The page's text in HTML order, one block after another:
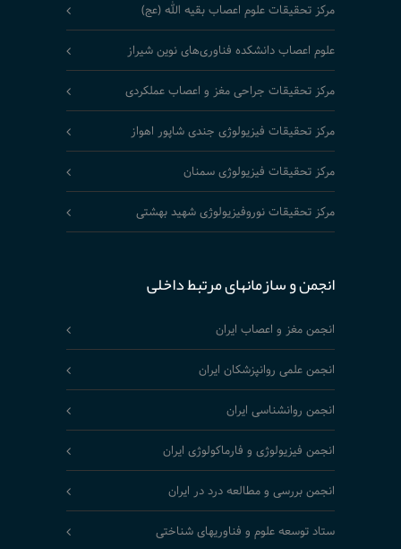
مرکز تحقیقات علوم اعصاب بقیه الله (عج)
علوم اعصاب دانشکده فناوری‌های نوین شیراز
مرکز تحقیقات جراحی مغز و اعصاب عملکردی
مرکز تحقیقات فیزیولوژی جندی شاپور اهواز
مرکز تحقیقات فیزیولوژی سمنان
مرکز تحقیقات نوروفیزیولوژی شهید بهشتی
انجمن و سازمانهای مرتبط داخلی
انجمن مغز و اعصاب ایران
انجمن علمی روانپزشکان ایران
انجمن روانشناسی ایران
انجمن فیزیولوژی و فارماکولوژی ایران
انجمن بررسی و مطالعه درد در ایران
ستاد توسعه علوم و فناوریهای شناختی